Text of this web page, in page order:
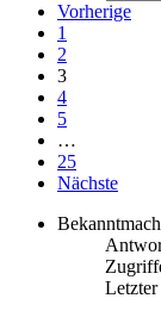
Vorherige
1
2
3
4
5
…
25
Nächste